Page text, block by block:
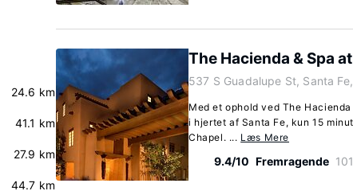
24.6 km
41.1 km
27.9 km
44.7 km
The Hacienda & Spa
537 S Guadalupe St, Santa
Med et ophold ved The
i hjertet af Santa Fe, kun 15
Chapel. ... Læs Mere
9.4/10 Fremragende